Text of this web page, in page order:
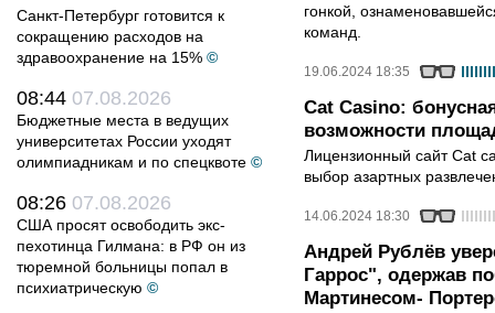
Санкт-Петербург готовится к
сокращению расходов на
здравоохранение на 15% ©
08:44 07.08.2026
Бюджетные места в ведущих
университетах России уходят
олимпиадникам и по спецквоте ©
08:26 07.08.2026
США просят освободить экс-
пехотинца Гилмана: в РФ он из
тюремной больницы попал в
психиатрическую ©
гонкой,
команд.
19.06.2024 18:35
Cat Casino:
возможности
Лицензионный сайт Cat
выбор азартных
14.06.2024 18:30
Андрей Рублёв
Гаррос", одержав
Мартинесом-